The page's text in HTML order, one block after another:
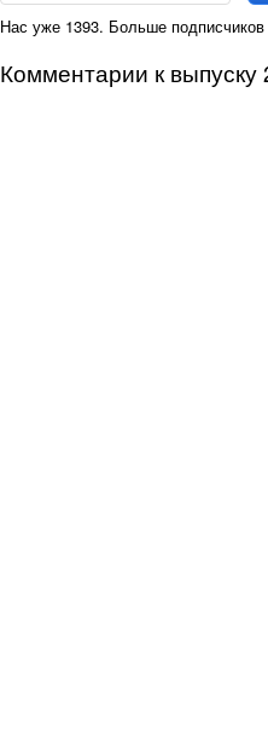
Нас уже 1393. Больше
Комментарии к выпуску